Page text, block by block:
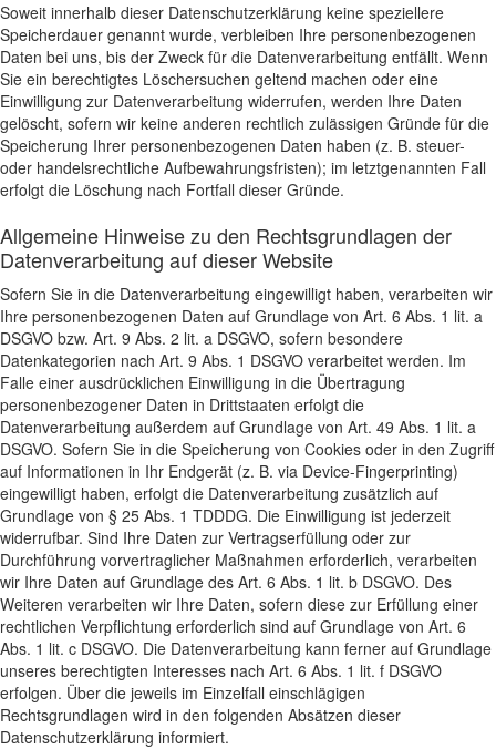
Soweit innerhalb dieser Datenschutzerklärung keine speziellere
Speicherdauer genannt wurde, verbleiben Ihre personenbezogenen
Daten bei uns, bis der Zweck für die Datenverarbeitung entfällt. Wenn
Sie ein berechtigtes Löschersuchen geltend machen oder eine
Einwilligung zur Datenverarbeitung widerrufen, werden Ihre Daten
gelöscht, sofern wir keine anderen rechtlich zulässigen Gründe für die
Speicherung Ihrer personenbezogenen Daten haben (z. B. steuer-
oder handelsrechtliche Aufbewahrungsfristen); im letztgenannten Fall
erfolgt die Löschung nach Fortfall dieser Gründe.
Allgemeine Hinweise zu den Rechtsgrundlagen der
Datenverarbeitung auf dieser Website
Sofern Sie in die Datenverarbeitung eingewilligt haben, verarbeiten wir
Ihre personenbezogenen Daten auf Grundlage von Art. 6 Abs. 1 lit. a
DSGVO bzw. Art. 9 Abs. 2 lit. a DSGVO, sofern besondere
Datenkategorien nach Art. 9 Abs. 1 DSGVO verarbeitet werden. Im
Falle einer ausdrücklichen Einwilligung in die Übertragung
personenbezogener Daten in Drittstaaten erfolgt die
Datenverarbeitung außerdem auf Grundlage von Art. 49 Abs. 1 lit. a
DSGVO. Sofern Sie in die Speicherung von Cookies oder in den Zugriff
auf Informationen in Ihr Endgerät (z. B. via Device-Fingerprinting)
eingewilligt haben, erfolgt die Datenverarbeitung zusätzlich auf
Grundlage von § 25 Abs. 1 TDDDG. Die Einwilligung ist jederzeit
widerrufbar. Sind Ihre Daten zur Vertragserfüllung oder zur
Durchführung vorvertraglicher Maßnahmen erforderlich, verarbeiten
wir Ihre Daten auf Grundlage des Art. 6 Abs. 1 lit. b DSGVO. Des
Weiteren verarbeiten wir Ihre Daten, sofern diese zur Erfüllung einer
rechtlichen Verpflichtung erforderlich sind auf Grundlage von Art. 6
Abs. 1 lit. c DSGVO. Die Datenverarbeitung kann ferner auf Grundlage
unseres berechtigten Interesses nach Art. 6 Abs. 1 lit. f DSGVO
erfolgen. Über die jeweils im Einzelfall einschlägigen
Rechtsgrundlagen wird in den folgenden Absätzen dieser
Datenschutzerklärung informiert.